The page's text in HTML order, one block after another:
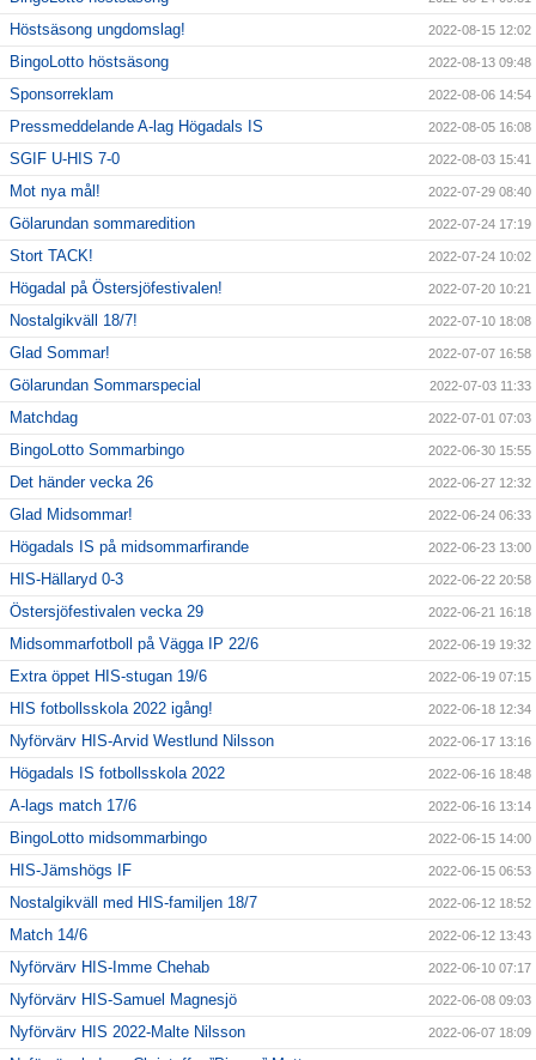
Höstsäsong ungdomslag! 2022-08-15 12:02
BingoLotto höstsäsong 2022-08-13 09:48
Sponsorreklam 2022-08-06 14:54
Pressmeddelande A-lag Högadals IS 2022-08-05 16:08
SGIF U-HIS 7-0 2022-08-03 15:41
Mot nya mål! 2022-07-29 08:40
Gölarundan sommaredition 2022-07-24 17:19
Stort TACK! 2022-07-24 10:02
Högadal på Östersjöfestivalen! 2022-07-20 10:21
Nostalgikväll 18/7! 2022-07-10 18:08
Glad Sommar! 2022-07-07 16:58
Gölarundan Sommarspecial 2022-07-03 11:33
Matchdag 2022-07-01 07:03
BingoLotto Sommarbingo 2022-06-30 15:55
Det händer vecka 26 2022-06-27 12:32
Glad Midsommar! 2022-06-24 06:33
Högadals IS på midsommarfirande 2022-06-23 13:00
HIS-Hällaryd 0-3 2022-06-22 20:58
Östersjöfestivalen vecka 29 2022-06-21 16:18
Midsommarfotboll på Vägga IP 22/6 2022-06-19 19:32
Extra öppet HIS-stugan 19/6 2022-06-19 07:15
HIS fotbollsskola 2022 igång! 2022-06-18 12:34
Nyförvärv HIS-Arvid Westlund Nilsson 2022-06-17 13:16
Högadals IS fotbollsskola 2022 2022-06-16 18:48
A-lags match 17/6 2022-06-16 13:14
BingoLotto midsommarbingo 2022-06-15 14:00
HIS-Jämshögs IF 2022-06-15 06:53
Nostalgikväll med HIS-familjen 18/7 2022-06-12 18:52
Match 14/6 2022-06-12 13:43
Nyförvärv HIS-Imme Chehab 2022-06-10 07:17
Nyförvärv HIS-Samuel Magnesjö 2022-06-08 09:03
Nyförvärv HIS 2022-Malte Nilsson 2022-06-07 18:09